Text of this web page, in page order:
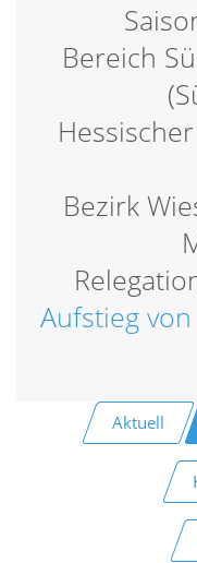
Bereich
Bezirk
Aufstieg
Aktuell